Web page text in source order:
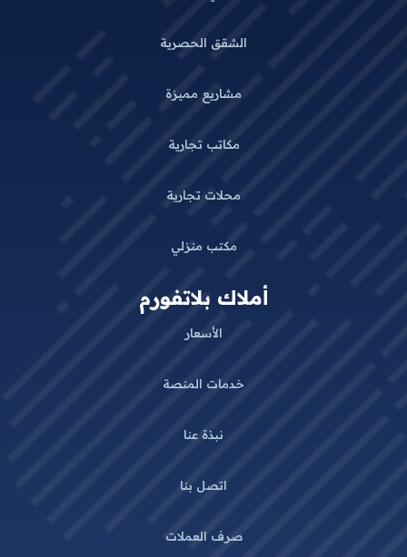
الشقق الحصرية
مشاريع مميزة
مكاتب تجارية
محلات تجارية
مكتب منزلي
أملاك بلاتفورم
الأسعار
خدمات المنصة
نبذة عنا
اتصل بنا
صرف العملات